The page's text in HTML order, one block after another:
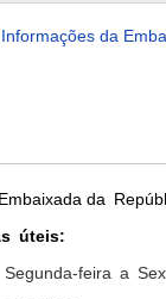
Informações da
Embaixada da
úteis:
Segunda-feira a